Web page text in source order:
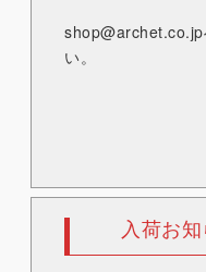
shop@archet.co.jp
い。
入荷お